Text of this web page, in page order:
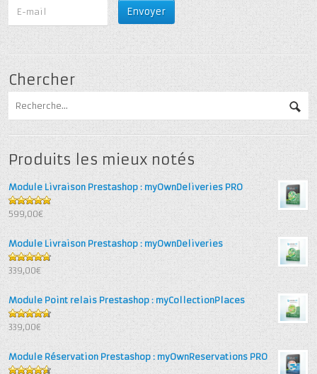
Chercher
Produits les mieux notés
Module Livraison Prestashop : myOwnDeliveries PRO
5out of 5
599,00€
Module Livraison Prestashop : myOwnDeliveries
4.71 out
of 5
339,00€
Module Point relais Prestashop : myCollectionPlaces
4.67out
of 5
339,00€
Module Réservation Prestashop : myOwnReservations PRO